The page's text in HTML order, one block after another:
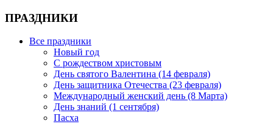
ПРАЗДНИКИ
Все праздники
Новый год
С рождеством христовым
День святого Валентина (14 февраля)
День защитника Отечества (23 февраля)
Международный женский день (8 Марта)
День знаний (1 сентября)
Пасха